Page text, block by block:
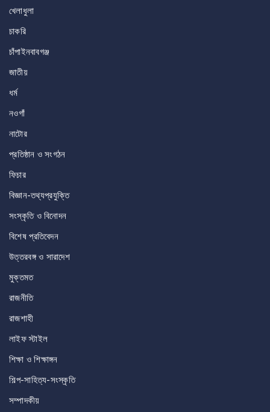
খেলাধুলা
চাকরি
চাঁপাইনবাবগঞ্জ
জাতীয়
ধর্ম
নওগাঁ
নাটোর
প্রতিষ্ঠান ও সংগঠন
ফিচার
বিজ্ঞান-তথ্যপ্রযুক্তি
সংস্কৃতি ও বিনোদন
বিশেষ প্রতিবেদন
উত্তরবঙ্গ ও সারাদেশ
মুক্তমত
রাজনীতি
রাজশাহী
লাইফ স্টাইল
শিক্ষা ও শিক্ষাঙ্গন
শিল্প-সাহিত্য-সংস্কৃতি
সম্পাদকীয়